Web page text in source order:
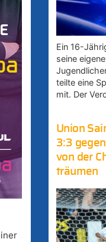
Ein 16-
seine
teilte eine
mit. Der
Union
3:3
von der
träumen